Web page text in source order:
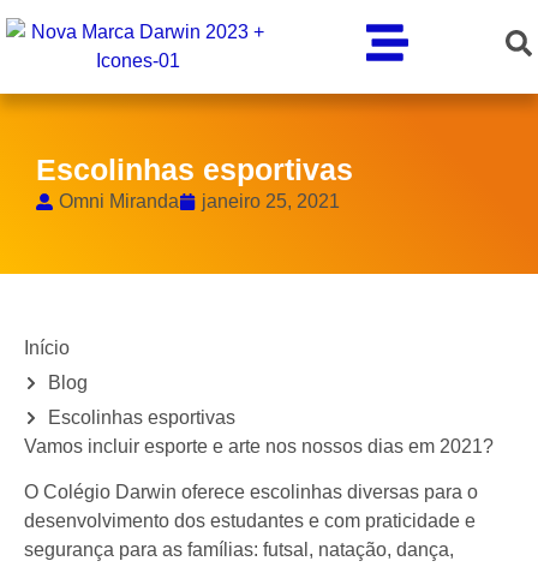
Escolinhas esportivas
Omni Miranda janeiro 25, 2021
Início
Blog
Escolinhas esportivas
Vamos incluir esporte e arte nos nossos dias em 2021?
O Colégio Darwin oferece escolinhas diversas para o
desenvolvimento dos estudantes e com praticidade e
segurança para as famílias: futsal, natação, dança,